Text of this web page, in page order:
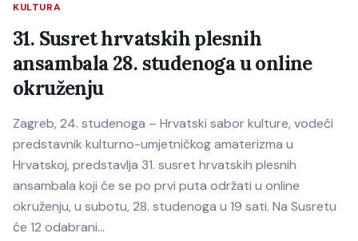
Crna kronika
Poljoprivreda
Politika
Gospodarstvo
Život
Sport
KULTURA
31. Susret hrvatskih plesnih
ansambala 28. studenoga u online
okruženju
Zagreb, 24. studenoga – Hrvatski sabor kulture, vodeći
predstavnik kulturno-umjetničkog amaterizma u
Hrvatskoj, predstavlja 31. susret hrvatskih plesnih
ansambala koji će se po prvi puta održati u online
okruženju, u subotu, 28. studenoga u 19 sati. Na Susretu
će 12 odabrani…